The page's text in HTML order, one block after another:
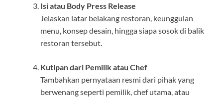
Isi atau Body Press Release
Jelaskan latar belakang restoran, keunggulan
menu, konsep desain, hingga siapa sosok di balik
restoran tersebut.
Kutipan dari Pemilik atau Chef
Tambahkan pernyataan resmi dari pihak yang
berwenang seperti pemilik, chef utama, atau